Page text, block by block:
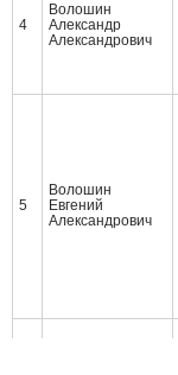
4
Волошин
Александр
Александрович
5
Волошин
Евгений
Александрович